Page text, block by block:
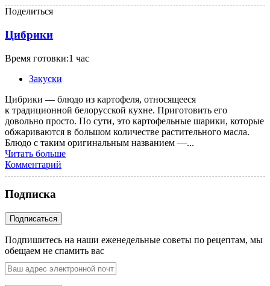
Поделиться
Цибрики
Время готовки:1 час
Закуски
Цибрики — блюдо из картофеля, относящееся
к традиционной белорусской кухне. Приготовить его
довольно просто. По сути, это картофельные шарики, которые
обжариваются в большом количестве растительного масла.
Блюдо с таким оригинальным названием —...
Читать больше
Комментарий
Подписка
Подпишитесь на наши еженедельные советы по рецептам, мы
обещаем не спамить вас